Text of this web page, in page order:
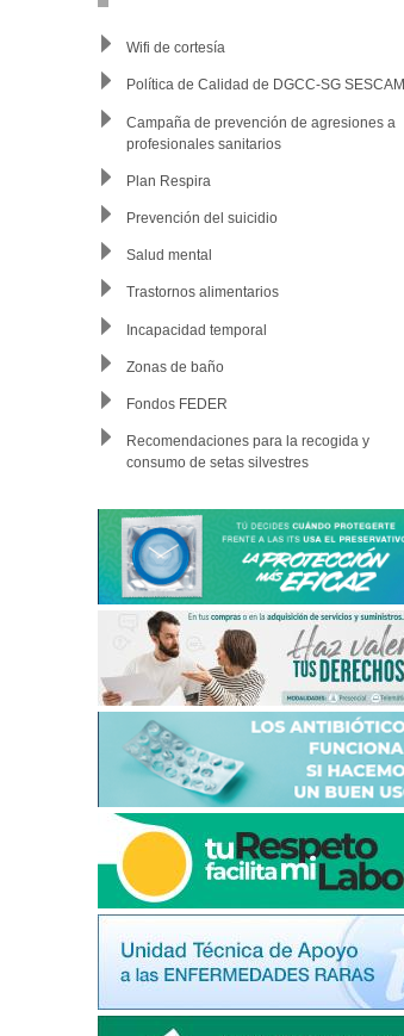
Wifi de cortesía
Política de Calidad de DGCC-SG SESCAM
Campaña de prevención de agresiones a
profesionales sanitarios
Plan Respira
Prevención del suicidio
Salud mental
Trastornos alimentarios
Incapacidad temporal
Zonas de baño
Fondos FEDER
Recomendaciones para la recogida y
consumo de setas silvestres